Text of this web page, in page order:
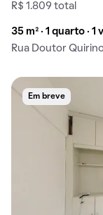
R$ 1.809 total
35 m² · 1 quarto · 1
Rua Doutor
Em breve